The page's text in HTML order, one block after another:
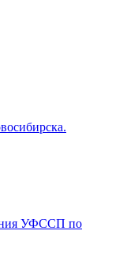
УФССП по